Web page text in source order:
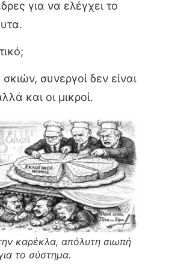
για να ελέγχει το
συνεργοί δεν είναι
και οι μικροί.
καρέκλα, απόλυτη σιωπή
το σύστημα.